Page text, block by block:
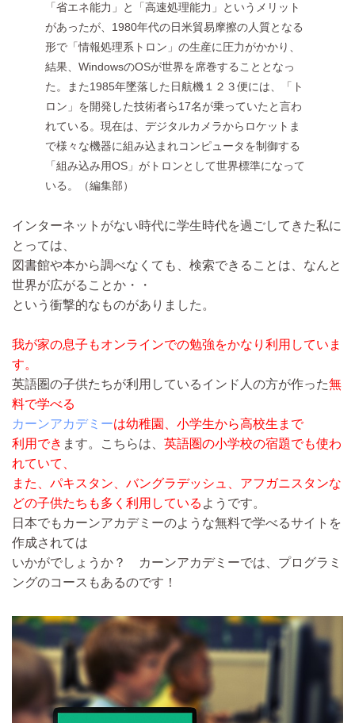
「省エネ能力」と「高速処理能力」というメリット
があったが、1980年代の日米貿易摩擦の人質となる
形で「情報処理系トロン」の生産に圧力がかかり、
結果、WindowsのOSが世界を席巻することとなっ
た。また1985年墜落した日航機１２３便には、「ト
ロン」を開発した技術者ら17名が乗っていたと言わ
れている。現在は、デジタルカメラからロケットま
で様々な機器に組み込まれコンピュータを制御する
「組み込み用OS」がトロンとして世界標準になって
いる。（編集部）
インターネットがない時代に学生時代を過ごしてきた私に
とっては、
図書館や本から調べなくても、検索できることは、なんと
世界が広がることか・・
という衝撃的なものがありました。
我が家の息子もオンラインでの勉強をかなり利用していま
す。
英語圏の子供たちが利用しているインド人の方が作った無
料で学べる
カーンアカデミーは幼稚園、小学生から高校生まで
利用でき ます。こちらは、 英語圏の小学校の宿題でも使わ
れていて、
また、パキスタン、バングラデッシュ、アフガニスタンな
どの子供たちも多く利用している ようです。
日本でもカーンアカデミーのような無料で学べるサイトを
作成されては
いかがでしょうか？ カーンアカデミーでは、プログラミ
ングのコースもあるのです！